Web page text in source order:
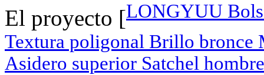
El proyecto [LONGYUU
Textura poligonal Brillo bronce
Asidero superior Satchel hombre